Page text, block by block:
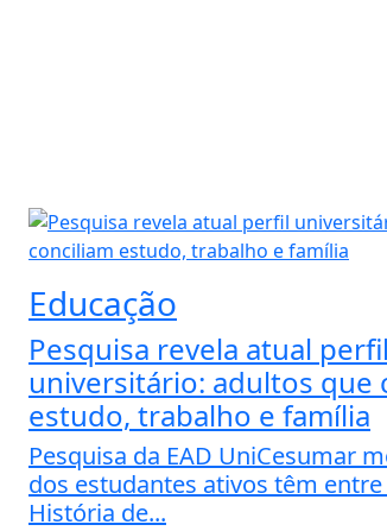
Educação
Pesquisa revela atual perfil
universitário: adultos que
estudo, trabalho e família
Pesquisa da EAD UniCesumar
dos estudantes ativos têm entre
História de...